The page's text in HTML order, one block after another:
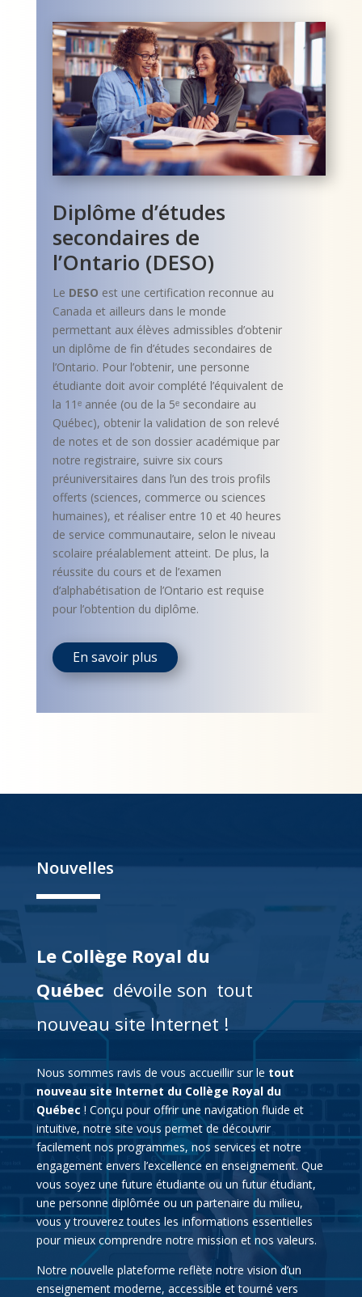
Diplôme d’études
secondaires de
l’Ontario (DESO)
Le DESO est une certification reconnue au
Canada et ailleurs dans le monde
permettant aux élèves admissibles d’obtenir
un diplôme de fin d’études secondaires de
l’Ontario. Pour l’obtenir, une personne
étudiante doit avoir complété l’équivalent de
la 11ᵉ année (ou de la 5ᵉ secondaire au
Québec), obtenir la validation de son relevé
de notes et de son dossier académique par
notre registraire, suivre six cours
préuniversitaires dans l’un des trois profils
offerts (sciences, commerce ou sciences
humaines), et réaliser entre 10 et 40 heures
de service communautaire, selon le niveau
scolaire préalablement atteint. De plus, la
réussite du cours et de l’examen
d’alphabétisation de l’Ontario est requise
pour l’obtention du diplôme.
En savoir plus
Nouvelles
Le Collège Royal du
Québec dévoile son tout
nouveau site Internet !
Nous sommes ravis de vous accueillir sur le tout
nouveau site Internet du Collège Royal du
Québec ! Conçu pour offrir une navigation fluide et
intuitive, notre site vous permet de découvrir
facilement nos programmes, nos services et notre
engagement envers l’excellence en enseignement. Que
vous soyez une future étudiante ou un futur étudiant,
une personne diplômée ou un partenaire du milieu,
vous y trouverez toutes les informations essentielles
pour mieux comprendre notre mission et nos valeurs.
Notre nouvelle plateforme reflète notre vision d’un
enseignement moderne, accessible et tourné vers